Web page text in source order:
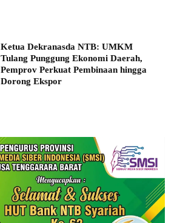
Ketua Dekranasda NTB: UMKM
Tulang Punggung Ekonomi Daerah,
Pemprov Perkuat Pembinaan hingga
Dorong Ekspor